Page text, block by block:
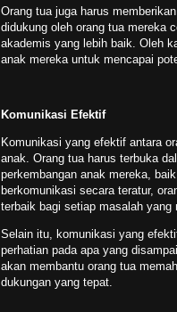
Orang tua juga harus
didukung oleh orang tua mereka
akademis yang lebih baik. Oleh
anak mereka untuk mencapai
Komunikasi Efektif
Komunikasi yang efektif antara
anak. Orang tua harus terbuka
perkembangan anak mereka,
berkomunikasi secara teratur,
terbaik bagi setiap masalah yang
Selain itu, komunikasi yang
perhatian pada apa yang
akan membantu orang tua
dukungan yang tepat.